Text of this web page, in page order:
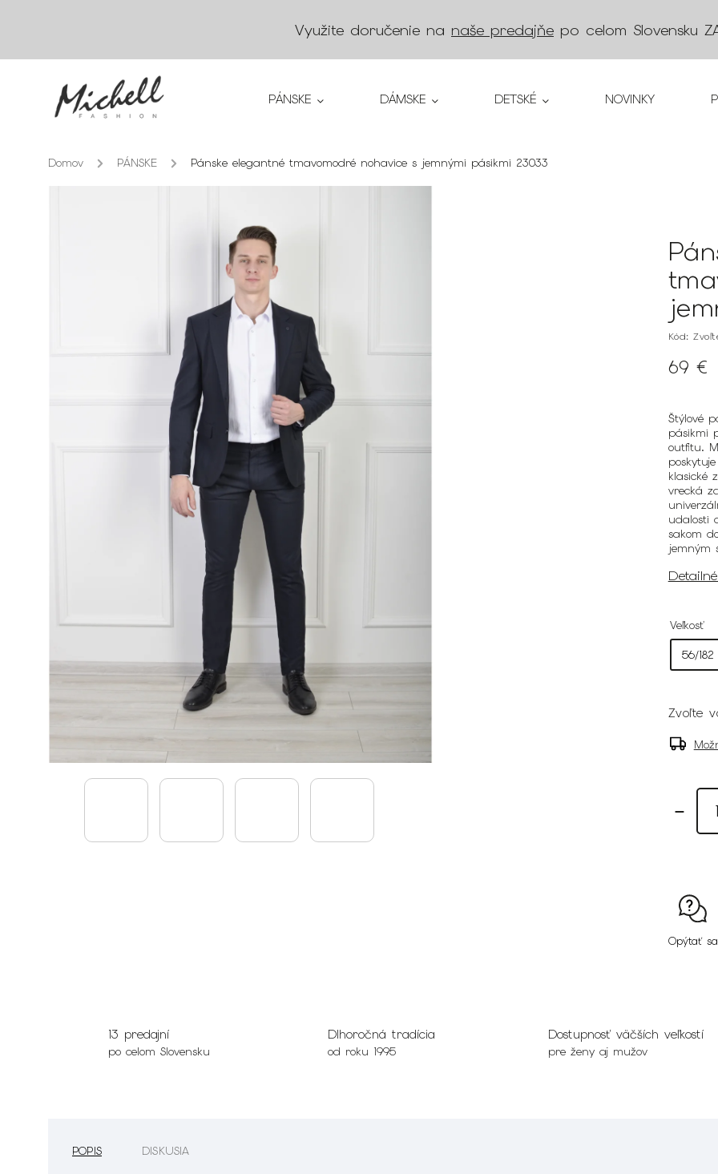
Využite doručenie na naše predajňe po celom Slovensku
PÁNSKE DÁMSKE DETSKÉ NOVINKY
Domov / PÁNSKE / Pánske elegantné tmavomodré nohavice s jemnými pásikmi 23033
Kód:
69 €
Štýlové
pásikmi
outfitu.
klasické
vrecká
udalosti
sakom
jemným
Veľkosť
Zvoľte
Opýtať sa
13 predajní
po celom Slovensku
Dlhoročná tradícia
od roku 1995
Dostupnosť väčších veľkostí
pre ženy aj mužov
POPIS DISKUSIA